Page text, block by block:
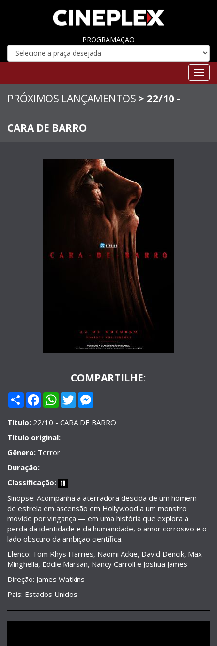
PROGRAMAÇÃO
PRÓXIMOS LANÇAMENTOS > 22/10 -
CARA DE BARRO
COMPARTILHE:
Compartilhar
Facebook
WhatsApp
Twitter
Título: 22/10 - CARA DE BARRO
Título original:
Gênero: Terror
Duração:
Classificação:
Sinopse: Acompanha a aterradora descida de um homem —
de estrela em ascensão em Hollywood a um monstro
movido por vingança — em uma história que explora a
perda da identidade e da humanidade, o amor corrosivo e o
lado obscuro da ambição científica.
Elenco: Tom Rhys Harries, Naomi Ackie, David Dencik, Max
Minghella, Eddie Marsan, Nancy Carroll e Joshua James
Direção: James Watkins
País: Estados Unidos